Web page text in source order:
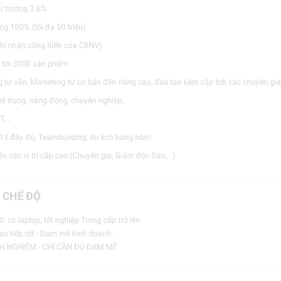
trường 2.6%
100% (tối đa 50 triệu)
nhận cống hiến của CBNV)
3000 sản phẩm
tư vấn, Marketing từ cơ bản đến nâng cao, đào tạo kèm cặp bởi các chuyên gia
trung, năng động, chuyên nghiệp.
đầy đủ, Teambuilding, du lịch hàng năm.
các vị trí cấp cao (Chuyên gia, Giám đốc Sàn,...)
CHẾ ĐỘ
có laptop, tốt nghiệp Trung cấp trở lên
tiếp tốt - Đam mê kinh doanh.
NGHIỆM - CHỈ CẦN ĐỦ ĐAM MÊ